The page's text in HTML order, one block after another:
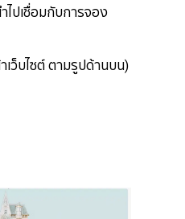
ไปเชื่อมกับการจอง
ว็บไซต์ ตามรูปด้านบน)